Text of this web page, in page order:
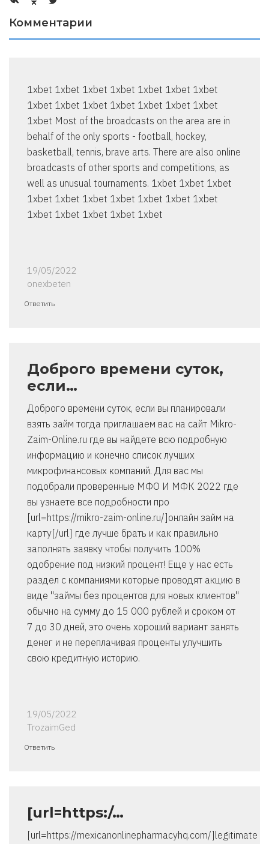
Комментарии
1xbet 1xbet 1xbet 1xbet 1xbet 1xbet 1xbet
1xbet 1xbet 1xbet 1xbet 1xbet 1xbet 1xbet
1xbet Most of the broadcasts on the area are in
behalf of the only sports - football, hockey,
basketball, tennis, brave arts. There are also online
broadcasts of other sports and competitions, as
well as unusual tournaments. 1xbet 1xbet 1xbet
1xbet 1xbet 1xbet 1xbet 1xbet 1xbet 1xbet
1xbet 1xbet 1xbet 1xbet 1xbet
19/05/2022
onexbeten
Ответить
Доброго времени суток,
если…
Доброго времени суток, если вы планировали
взять займ тогда приглашаем вас на сайт Mikro-
Zaim-Online.ru где вы найдете всю подробную
информацию и конечно список лучших
микрофинансовых компаний. Для вас мы
подобрали проверенные МФО И МФК 2022 где
вы узнаете все подробности про
[url=https://mikro-zaim-online.ru/]онлайн займ на
карту[/url] где лучше брать и как правильно
заполнять заявку чтобы получить 100%
одобрение под низкий процент! Еще у нас есть
раздел с компаниями которые проводят акцию в
виде "займы без процентов для новых клиентов"
обычно на сумму до 15 000 рублей и сроком от
7 до 30 дней, это очень хороший вариант занять
денег и не переплачивая проценты улучшить
свою кредитную историю.
19/05/2022
TrozaimGed
Ответить
[url=https:/…
[url=https://mexicanonlinepharmacyhq.com/]legitimate